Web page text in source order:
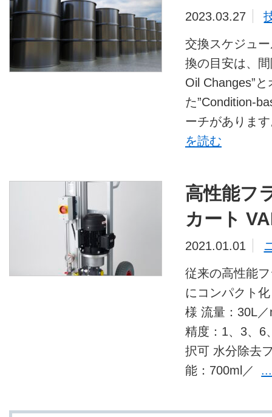
2023.03.27
交換スケジュ
換の目安は、
Oil Changes”
た”Condition-
ーチがありま
を読む
高性能フ
カート
2021.01.01
従来の高性能
にコンパクト
様 流量：30L
精度：1、3、6
択可 水分除去
能：700ml／